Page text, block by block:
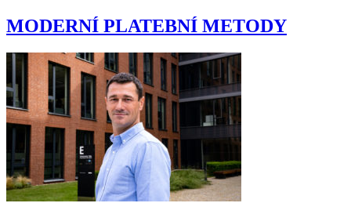
MODERNÍ PLATEBNÍ METODY